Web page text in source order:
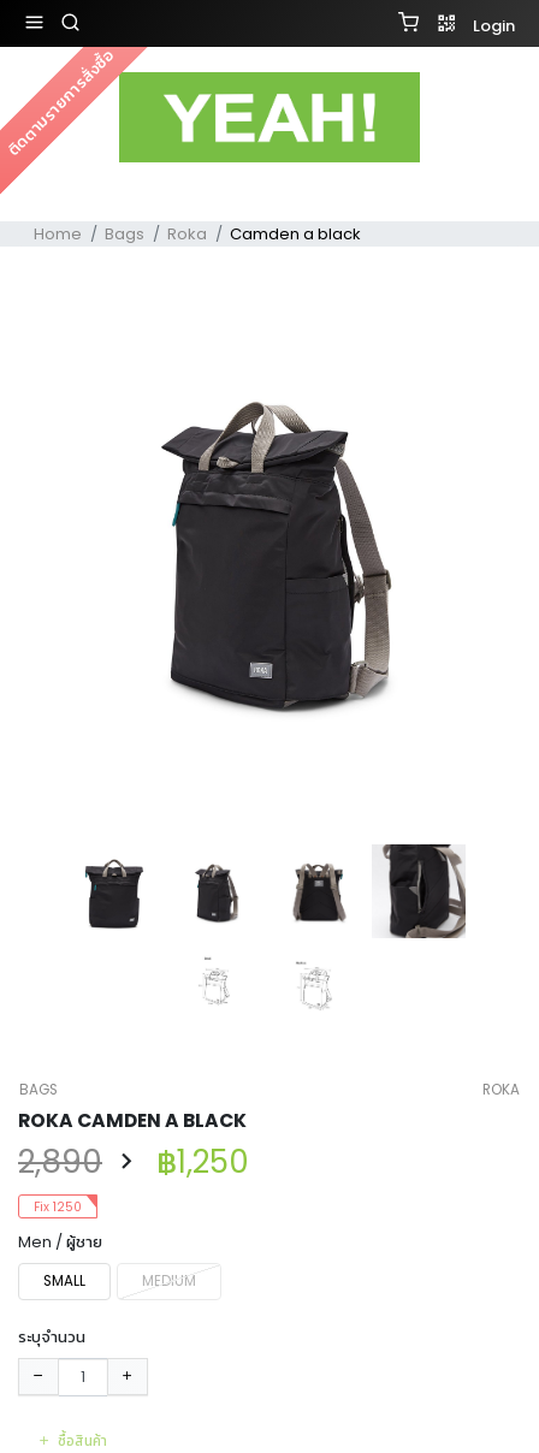
Login
ติดตามรายการสั่งซื้อ
Home Bags Roka Camden a black
BAGS ROKA
ROKA CAMDEN A BLACK
2,890 ฿1,250
Fix 1250
Men / ผู้ชาย
SMALL MEDIUM
ระบุจำนวน
ซื้อสินค้า